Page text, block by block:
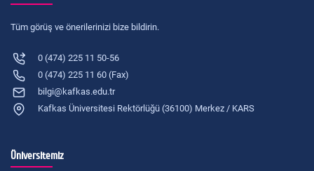
Tüm görüş ve önerilerinizi bize bildirin.
0 (474) 225 11 50-56
0 (474) 225 11 60 (Fax)
bilgi@kafkas.edu.tr
Kafkas Üniversitesi Rektörlüğü (36100) Merkez / KARS
Üniversitemiz